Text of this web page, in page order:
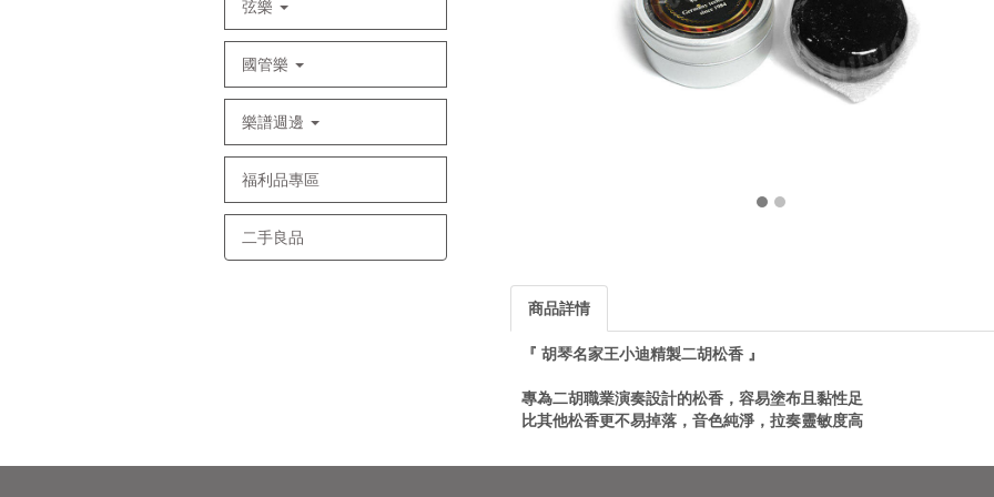
弦樂
國管樂
樂譜週邊
福利品專區
二手良品
商品詳情
『 胡琴名家王小迪精製二胡松香 』
專為二胡職業演奏設計的松香，容易塗布且黏性足
比其他松香更不易掉落，音色純淨，拉奏靈敏度高